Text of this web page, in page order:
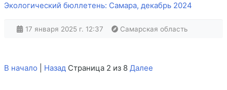
Экологический бюллетень: Самара, декабрь 2024
17 января 2025 г. 12:37 Самарская область
В начало Назад Страница 2 из 8 Далее